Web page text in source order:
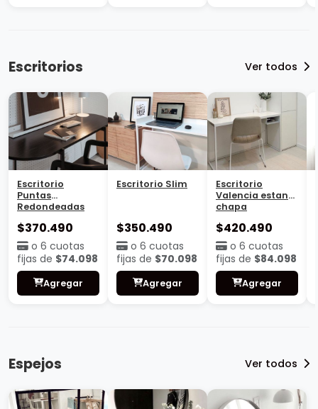
Escritorios Ver todos
Escritorio
Puntas
Redondeadas
$370.490
o 6 cuotas
fijas de $74.098
Agregar
Escritorio Slim
$350.490
o 6 cuotas
fijas de $70.098
Agregar
Escritorio
Valencia estante
chapa
$420.490
o 6 cuotas
fijas de $84.098
Agregar
Espejos Ver todos